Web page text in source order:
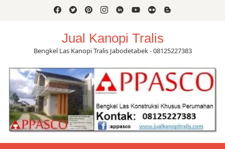
Jual Kanopi Tralis
Bengkel Las Kanopi Tralis Jabodetabek - 08125227383